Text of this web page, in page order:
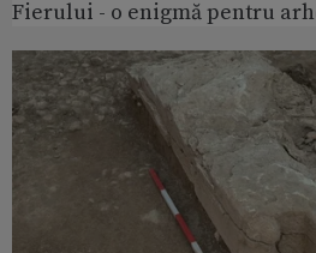
Fierului - o enigmă pentru